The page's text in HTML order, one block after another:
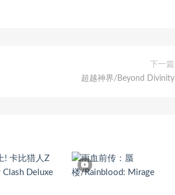
下一篇
超越神界/Beyond Divinity